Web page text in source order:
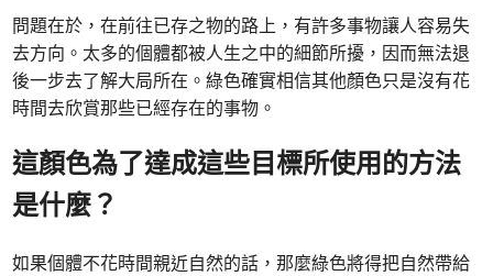
問題在於，在前往已存之物的路上，有許多事物讓人容易失
去方向。太多的個體都被人生之中的細節所擾，因而無法退
後一步去了解大局所在。綠色確實相信其他顏色只是沒有花
時間去欣賞那些已經存在的事物。
這顏色為了達成這些目標所使用的方法
是什麼？
如果個體不花時間親近自然的話，那麼綠色將得把自然帶給